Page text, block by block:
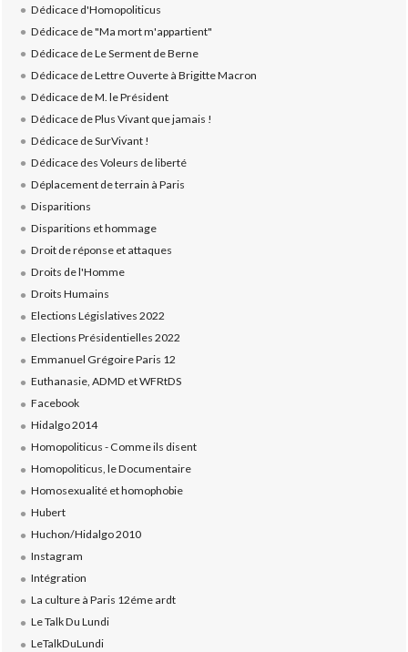
Dédicace d'Homopoliticus
Dédicace de "Ma mort m'appartient"
Dédicace de Le Serment de Berne
Dédicace de Lettre Ouverte à Brigitte Macron
Dédicace de M. le Président
Dédicace de Plus Vivant que jamais !
Dédicace de SurVivant !
Dédicace des Voleurs de liberté
Déplacement de terrain à Paris
Disparitions
Disparitions et hommage
Droit de réponse et attaques
Droits de l'Homme
Droits Humains
Elections Législatives 2022
Elections Présidentielles 2022
Emmanuel Grégoire Paris 12
Euthanasie, ADMD et WFRtDS
Facebook
Hidalgo 2014
Homopoliticus - Comme ils disent
Homopoliticus, le Documentaire
Homosexualité et homophobie
Hubert
Huchon/Hidalgo 2010
Instagram
Intégration
La culture à Paris 12éme ardt
Le Talk Du Lundi
LeTalkDuLundi